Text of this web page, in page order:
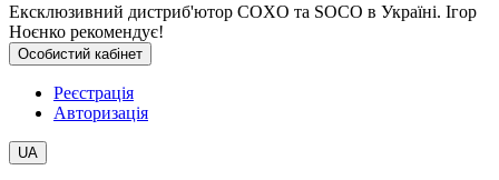
Ексклюзивний дистриб'ютор COXO та SOCO в Україні. Ігор
Ноєнко рекомендує!
Особистий кабінет
Реєстрація
Авторизація
UA